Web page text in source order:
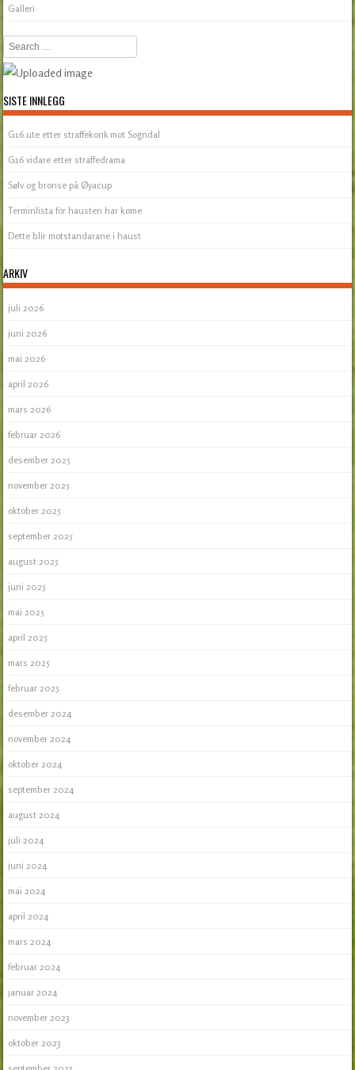
Galleri
Search
SISTE INNLEGG
G16 ute etter straffekonk mot Sogndal
G16 vidare etter straffedrama
Sølv og bronse på Øyacup
Terminlista for hausten har kome
Dette blir motstandarane i haust
ARKIV
juli 2026
juni 2026
mai 2026
april 2026
mars 2026
februar 2026
desember 2025
november 2025
oktober 2025
september 2025
august 2025
juni 2025
mai 2025
april 2025
mars 2025
februar 2025
desember 2024
november 2024
oktober 2024
september 2024
august 2024
juli 2024
juni 2024
mai 2024
april 2024
mars 2024
februar 2024
januar 2024
november 2023
oktober 2023